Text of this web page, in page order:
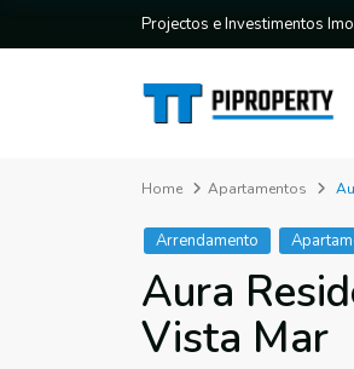
Projectos e Investimentos
Home Apartamentos
Arrendamento
Aura
Vista Mar